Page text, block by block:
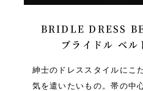
BRIDLE DRESS
ブライドル ベル
紳士のドレススタイルにこ
気を遣いたいもの。帯の中